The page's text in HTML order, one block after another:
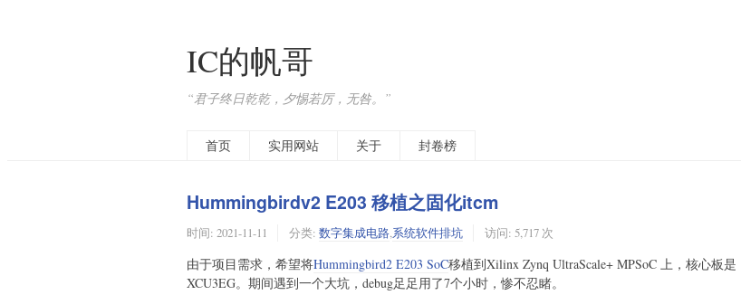
IC的帆哥
“君子终日乾乾，夕惕若厉，无咎。”
首页 实用网站 关于 封卷榜
Hummingbirdv2 E203 移植之固化itcm
时间: 2021-11-11 分类: 数字集成电路,系统软件排坑 访问: 5,717 次
由于项目需求，希望将Hummingbird2 E203 SoC移植到Xilinx Zynq UltraScale+ MPSoC 上，核心板是
XCU3EG。期间遇到一个大坑，debug足足用了7个小时，惨不忍睹。